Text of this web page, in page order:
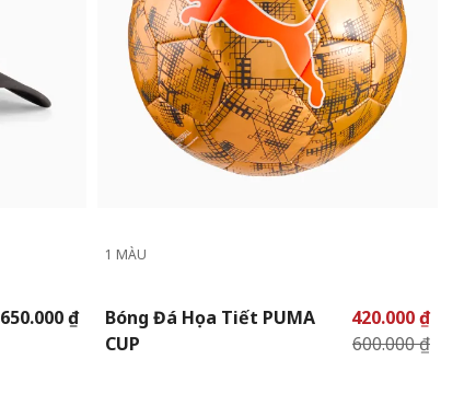
650.000 ₫
1 MÀU
Bóng Đá Họa Tiết PUMA
CUP
420.000 ₫
600.000 ₫